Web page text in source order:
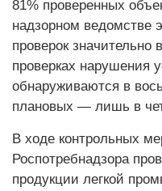
81% проверенных
надзорном ведомстве
проверок
проверках нарушения
обнаруживаются в
плановых — лишь в
В ходе контрольных
Роспотребнадзора
продукции легкой